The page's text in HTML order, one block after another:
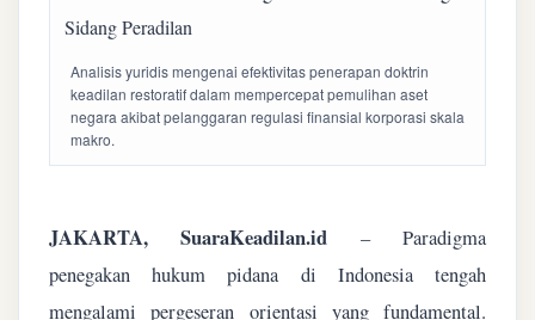
Analisis yuridis mengenai efektivitas penerapan doktrin
keadilan restoratif dalam mempercepat pemulihan aset
negara akibat pelanggaran regulasi finansial korporasi skala
makro.
JAKARTA, SuaraKeadilan.id – Paradigma
penegakan hukum pidana di Indonesia tengah
mengalami pergeseran orientasi yang fundamental.